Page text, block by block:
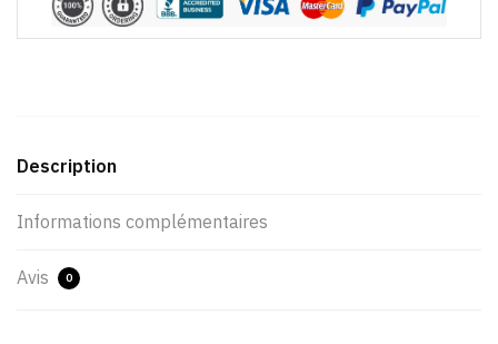
Description
Informations complémentaires
Avis 0